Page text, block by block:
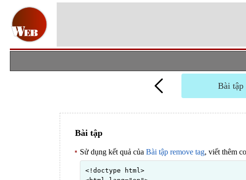
Bài tập
Bài tập
Sử dụng kết quả của Bài tập remove tag, viết thêm
<!doctype html>